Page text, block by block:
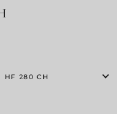
HF 280 CH